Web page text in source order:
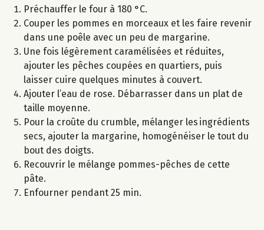
Préchauffer le four à 180 °C.
Couper les pommes en morceaux et les faire revenir
dans une poêle avec un peu de margarine.
Une fois légèrement caramélisées et réduites,
ajouter les pêches coupées en quartiers, puis
laisser cuire quelques minutes à couvert.
Ajouter l’eau de rose. Débarrasser dans un plat de
taille moyenne.
Pour la croûte du crumble, mélanger les ingrédients
secs, ajouter la margarine, homogénéiser le tout du
bout des doigts.
Recouvrir le mélange pommes-pêches de cette
pâte.
Enfourner pendant 25 min.